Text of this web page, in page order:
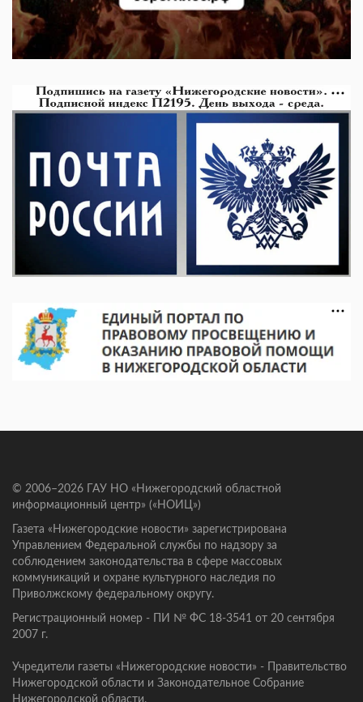
© 2006–2026 ГАУ НО «Нижегородский областной
информационный центр» («НОИЦ»)
Газета «Нижегородские новости» зарегистрирована
Управлением Федеральной службы по надзору за
соблюдением законодательства в сфере массовых
коммуникаций и охране культурного наследия по
Приволжскому федеральному округу.
Регистрационный номер - ПИ № ФС 18-3541 от 20 сентября
2007 г.
Учредители газеты «Нижегородские новости» - Правительство
Нижегородской области и Законодательное Собрание